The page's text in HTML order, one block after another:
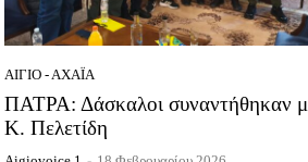
ΑΊΓΙΟ - ΑΧΑΪ́Α
ΠΑΤΡΑ: Δάσκαλοι συναντήθηκαν
Κ. Πελετίδη